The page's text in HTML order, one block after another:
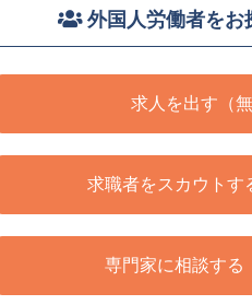
外国人労働者をお
求人を出す（無
求職者をスカウトす
専門家に相談する